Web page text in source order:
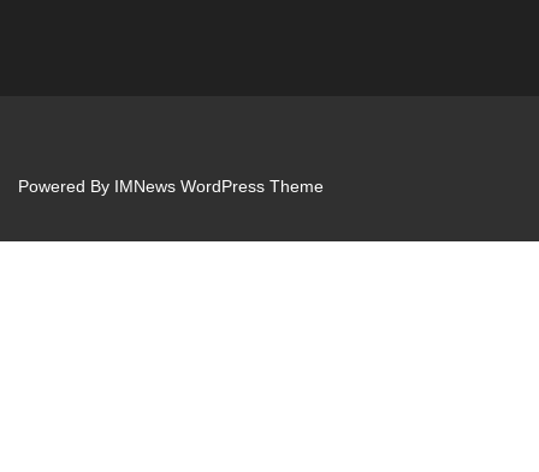
Powered By IMNews WordPress Theme